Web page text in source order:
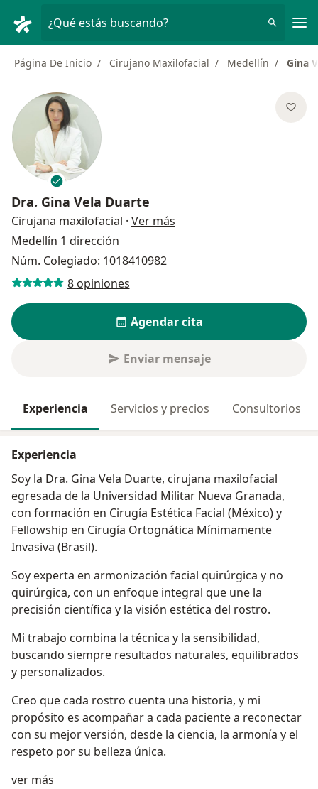
¿Qué estás buscando?
Página De Inicio Cirujano Maxilofacial Medellín Gina
Dra. Gina Vela Duarte
Cirujana maxilofacial · Ver más
Medellín 1 dirección
Núm. Colegiado: 1018410982
8 opiniones
Agendar cita
Enviar mensaje
Experiencia Servicios y precios Consultorios
Experiencia
Soy la Dra. Gina Vela Duarte, cirujana maxilofacial
egresada de la Universidad Militar Nueva Granada,
con formación en Cirugía Estética Facial (México) y
Fellowship en Cirugía Ortognática Mínimamente
Invasiva (Brasil).
Soy experta en armonización facial quirúrgica y no
quirúrgica, con un enfoque integral que une la
precisión científica y la visión estética del rostro.
Mi trabajo combina la técnica y la sensibilidad,
buscando siempre resultados naturales, equilibrados
y personalizados.
Creo que cada rostro cuenta una historia, y mi
propósito es acompañar a cada paciente a reconectar
con su mejor versión, desde la ciencia, la armonía y el
respeto por su belleza única.
ver más